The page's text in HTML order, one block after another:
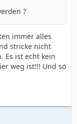
?
immer alles
stricke nicht
Es ist echt kein
weg ist!!! Und so